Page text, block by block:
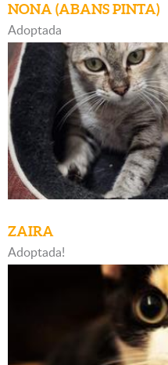
NONA (ABANS PINTA)
Adoptada
ZAIRA
Adoptada!